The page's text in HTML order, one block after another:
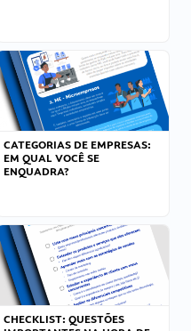
CATEGORIAS DE EMPRESAS:
EM QUAL VOCÊ SE
ENQUADRA?
CHECKLIST: QUESTÕES